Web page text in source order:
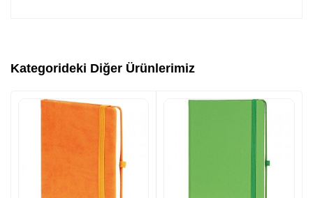
Kategorideki Diğer Ürünlerimiz